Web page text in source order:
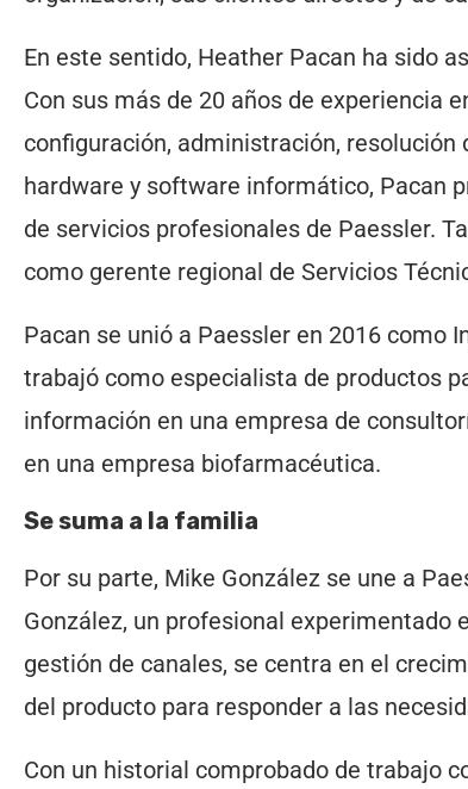
En este sentido, Heather Pacan ha sido
Con sus más de 20 años de experiencia
configuración, administración,
hardware y software informático, Pacan
de servicios profesionales de Paessler.
como gerente regional de Servicios
Pacan se unió a Paessler en 2016 como
trabajó como especialista de productos
información en una empresa de
en una empresa biofarmacéutica.
Se suma a la familia
Por su parte, Mike González se une a
González, un profesional experimentado
gestión de canales, se centra en el
del producto para responder a las
Con un historial comprobado de trabajo